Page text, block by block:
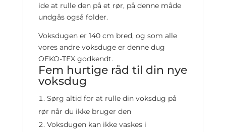
ide at rulle den på et rør, på denne måde
undgås også folder.
Voksdugen er 140 cm bred, og som alle
vores andre voksduge er denne dug
OEKO-TEX godkendt.
Fem hurtige råd til din nye
voksdug
Sørg altid for at rulle din voksdug på
rør når du ikke bruger den
Voksdugen kan ikke vaskes i